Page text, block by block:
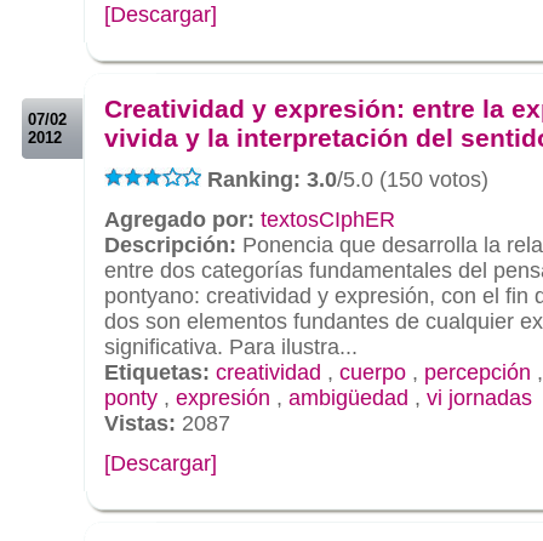
[Descargar]
07/02
2012
Creatividad y expresión: entre la
vivida y la interpretación del
Ranking: 3.0/5.0 (150 votos)
Agregado por: textosCIphER
Descripción: Ponencia que desarrolla la
entre dos categorías fundamentales del
pontyano: creatividad y expresión, con el fin
dos son elementos fundantes de cualquier
significativa. Para ilustra...
Etiquetas: creatividad , cuerpo , percepción
ponty , expresión , ambigüedad , vi jornadas
Vistas: 2087
[Descargar]